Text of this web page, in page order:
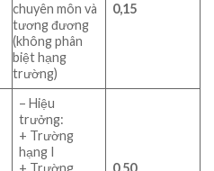
chuyên môn và
tương đương
(không phân
biệt hạng
trường)
0,15
– Hiệu
trưởng:
+ Trường
hạng I
+ Trường
0,50